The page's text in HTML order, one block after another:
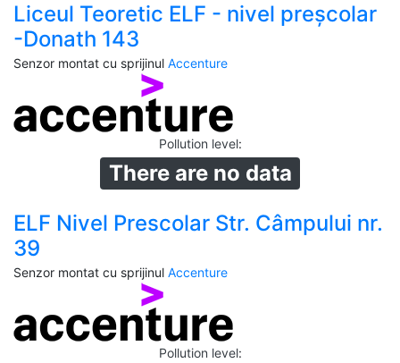
Liceul Teoretic ELF - nivel preșcolar
-Donath 143
Senzor montat cu sprijinul Accenture
Pollution level:
There are no data
ELF Nivel Prescolar Str. Câmpului nr.
39
Senzor montat cu sprijinul Accenture
Pollution level: